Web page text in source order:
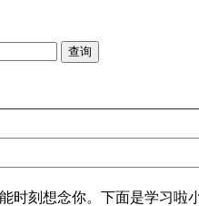
刻想念你。下面是学习啦